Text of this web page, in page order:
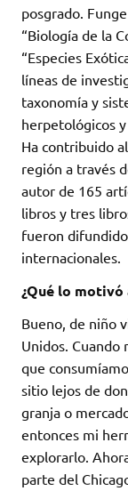
posgrado.
“Biología de la
“Especies
líneas de
taxonomía y
herpetológicos
Ha contribuido
región a través
autor de 165
libros y tres
fueron
internacionales.
¿Qué lo
Bueno, de niño
Unidos. Cuando
que
sitio lejos de
granja o
entonces mi
explorarlo.
parte del